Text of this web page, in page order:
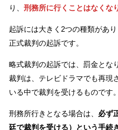
り、 刑務所に行くことはなくな
起訴には大きく2つの種類があ
正式裁判の起訴です。
略式裁判の起訴では、罰金とな
裁判は、テレビドラマでも再現
いる中で裁判を受けるものです。
刑務所行きとなる場合は、 必ず
廷で裁判を受ける）という手続